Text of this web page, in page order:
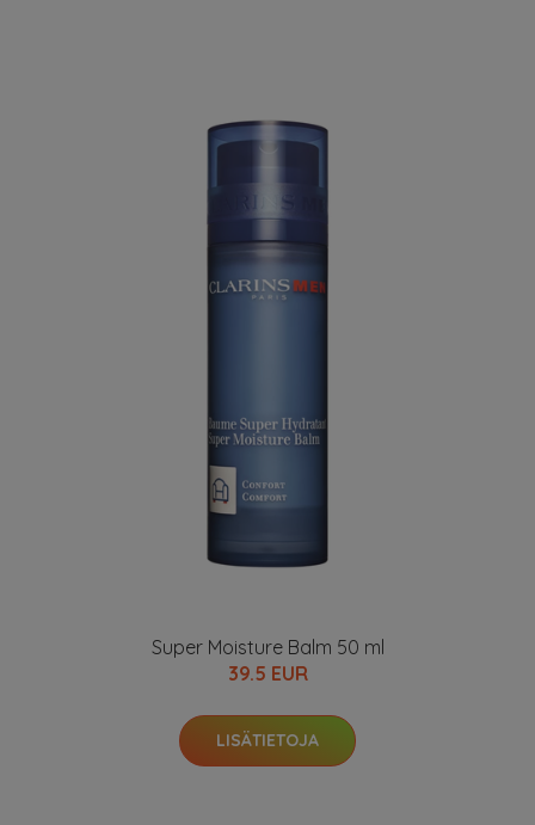
Super Moisture Balm 50 ml
39.5 EUR
LISÄTIETOJA